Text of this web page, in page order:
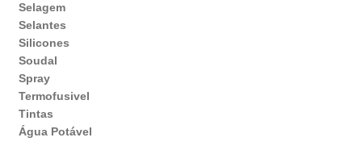
Selagem
Selantes
Silicones
Soudal
Spray
Termofusivel
Tintas
Água Potável